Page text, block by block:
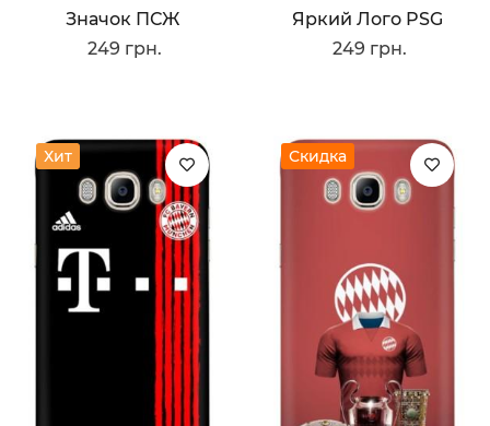
Значок ПСЖ
249 грн.
Яркий Лого PSG
249 грн.
Хит Скидка